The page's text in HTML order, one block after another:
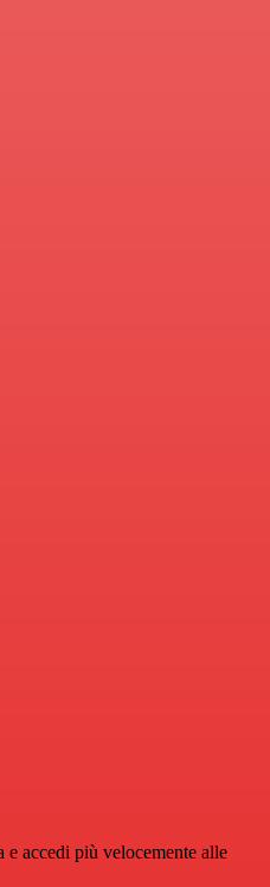
accedi più velocemente alle